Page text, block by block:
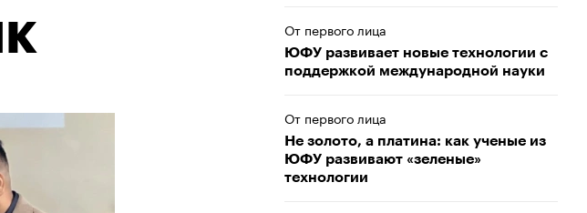
От первого лица
ЮФУ развивает новые технологии с
поддержкой международной науки
От первого лица
Не золото, а платина: как ученые из
ЮФУ развивают «зеленые»
технологии